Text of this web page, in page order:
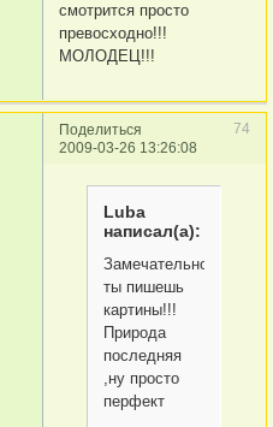
смотрится просто
превосходно!!!
МОЛОДЕЦ!!!
Поделиться
74
2009-03-26 13:26:08
Luba
написал(а):
Замечательно
ты пишешь
картины!!!
Природа
последняя
,ну просто
перфект